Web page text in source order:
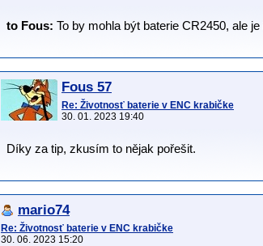
to Fous: To by mohla být baterie CR2450, ale
Fous 57
Re: Životnosť baterie v ENC krabičke
30. 01. 2023 19:40
Díky za tip, zkusím to nějak pořešit.
mario74
Re: Životnosť baterie v ENC krabičke
30. 06. 2023 15:20